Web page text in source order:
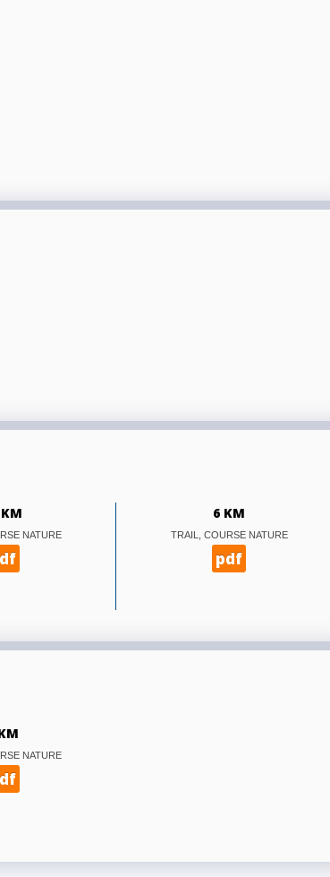
NATURE
6 KM
TRAIL, COURSE NATURE
pdf
NATURE